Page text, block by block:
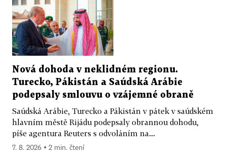
Nová dohoda v neklidném regionu.
Turecko, Pákistán a Saúdská Arábie
podepsaly smlouvu o vzájemné obraně
Saúdská Arábie, Turecko a Pákistán v pátek v saúdském
hlavním městě Rijádu podepsaly obrannou dohodu,
píše agentura Reuters s odvoláním na...
7. 8. 2026 ▪ 2 min. čtení